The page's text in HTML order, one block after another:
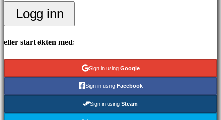
spille
Kategorier
Eventyrspill
RPG
Logg inn
eller start økten med:
Sign in using Google
Sign in using Facebook
Sign in using Steam